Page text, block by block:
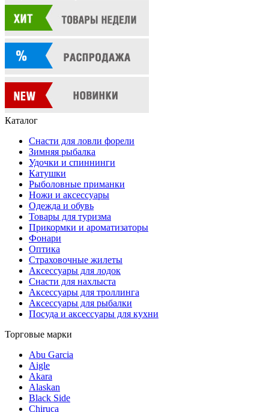
Каталог
Снасти для ловли форели
Зимняя рыбалка
Удочки и спиннинги
Катушки
Рыболовные приманки
Ножи и аксессуары
Одежда и обувь
Товары для туризма
Прикормки и ароматизаторы
Фонари
Оптика
Страховочные жилеты
Аксессуары для лодок
Снасти для нахлыста
Аксессуары для троллинга
Аксессуары для рыбалки
Посуда и аксессуары для кухни
Торговые марки
Abu Garcia
Aigle
Akara
Alaskan
Black Side
Chiruca